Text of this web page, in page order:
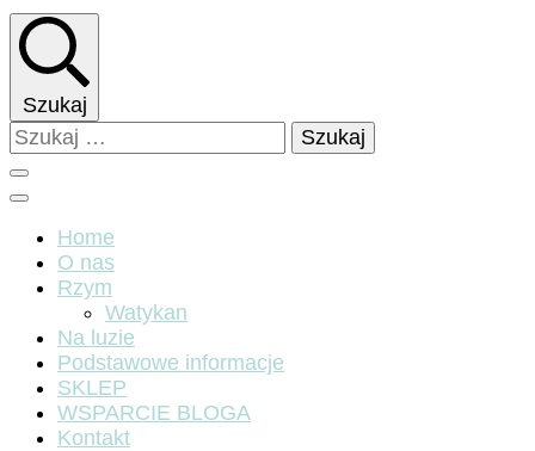
Szukaj
Szukaj:
Home
O nas
Rzym
Watykan
Na luzie
Podstawowe informacje
SKLEP
WSPARCIE BLOGA
Kontakt